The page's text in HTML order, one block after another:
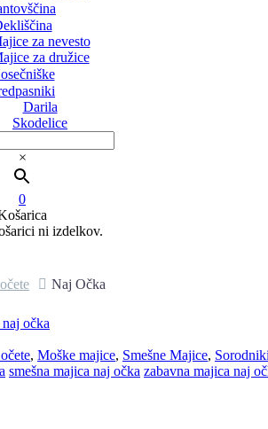
za nevesto
za družice
Darila
Skodelice
×
0
ni izdelkov.
Naj Očka
, Moške majice, Smešne Majice, Sorodniki
smešna majica naj očka zabavna majica naj